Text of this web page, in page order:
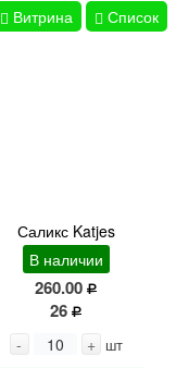
Витрина Список
Саликс Katjes
В наличии
260.00
26
- + шт